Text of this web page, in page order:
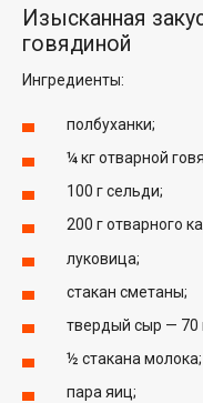
Изысканная
говядиной
Ингредиенты:
полбуханки;
¼ кг отварной
100 г сельди;
200 г отварного
луковица;
стакан сметаны;
твердый сыр — 70
½ стакана молока;
пара яиц;